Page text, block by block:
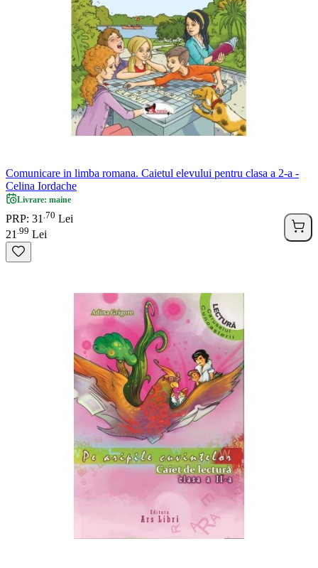
Comunicare in limba romana. Caietul elevului pentru clasa a 2-a -
Celina Iordache
Livrare: maine
PRP: 31 70 Lei
21 99 Lei